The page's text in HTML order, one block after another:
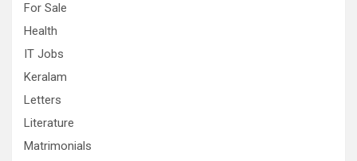
For Sale
Health
IT Jobs
Keralam
Letters
Literature
Matrimonials